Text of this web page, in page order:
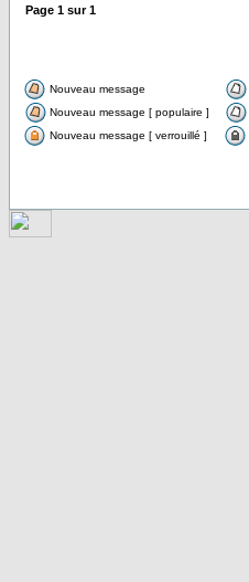
Page 1 sur1
Nouveau message
Nouveau message [ populaire ]
Nouveau message [ verrouillé ]